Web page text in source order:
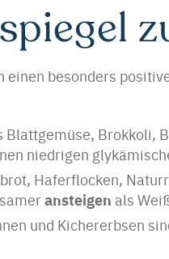
besonders
Blattgemüse, Brokkoli,
niedrigen
Haferflocken,
ansteigen als
und Kichererbsen